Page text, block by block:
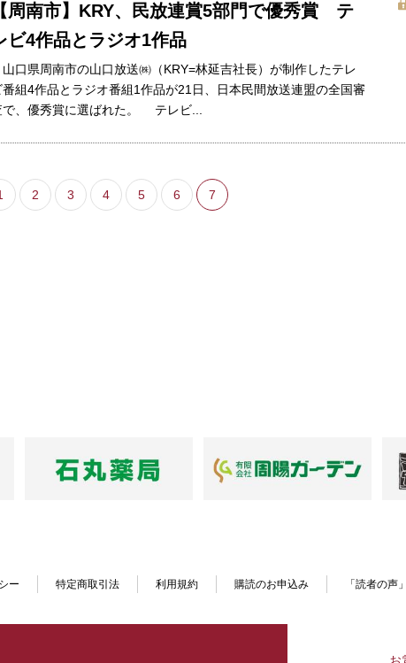
周南市】KRY、民放連賞5部門で優秀賞 テ
ビ4作品とラジオ1作品
口県周南市の山口放送㈱（KRY=林延吉社長）が制作したテレ
番組4作品とラジオ番組1作品が21日、日本民間放送連盟の全国審
で、優秀賞に選ばれた。 テレビ...
2 3 4 5 6 7
ー 特定商取引法 利用規約 購読のお申込み 「読者の声